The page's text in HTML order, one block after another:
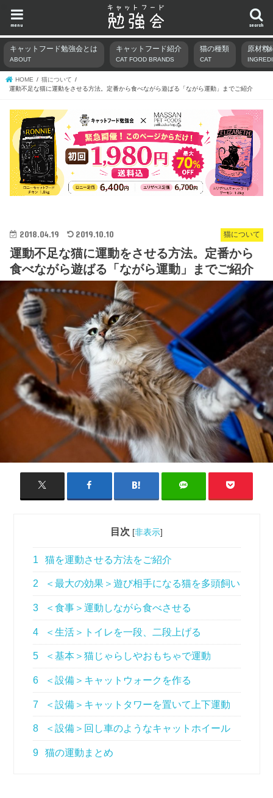
search
menu
キャットフード勉強会とは
ABOUT
キャットフード紹介
CAT FOOD BRANDS
猫の種類
CAT
原材料
HOME
猫について
運動不足な猫に運動をさせる方法。定番から食べながら遊ばる「ながら運動」までご紹介
猫について
2018.04.19 2019.10.10
運動不足な猫に運動をさせる方法。定番から
食べながら遊ばる「ながら運動」までご紹介
目次 [非表示]
1 猫を運動させる方法をご紹介
2 ＜最大の効果＞遊び相手になる猫を多頭飼い
3 ＜食事＞運動しながら食べさせる
4 ＜生活＞トイレを一段、二段上げる
5 ＜基本＞猫じゃらしやおもちゃで運動
6 ＜設備＞キャットウォークを作る
7 ＜設備＞キャットタワーを置いて上下運動
8 ＜設備＞回し車のようなキャットホイール
9 猫の運動まとめ